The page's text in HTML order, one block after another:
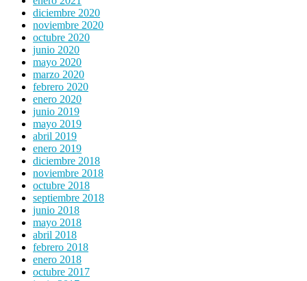
diciembre 2020
noviembre 2020
octubre 2020
junio 2020
mayo 2020
marzo 2020
febrero 2020
enero 2020
junio 2019
mayo 2019
abril 2019
enero 2019
diciembre 2018
noviembre 2018
octubre 2018
septiembre 2018
junio 2018
mayo 2018
abril 2018
febrero 2018
enero 2018
octubre 2017